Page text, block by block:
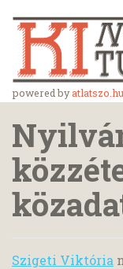
powered byatlatszo.hu
Szigeti Viktória